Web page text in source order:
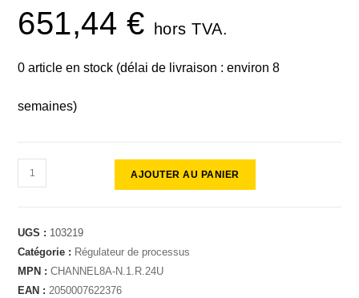
651,44 € hors TVA.
0 article en stock (délai de livraison : environ 8
semaines)
AJOUTER AU PANIER
UGS : 103219
Catégorie : Régulateur de processus
MPN :CHANNEL8A-N.1.R.24U
EAN :2050007622376